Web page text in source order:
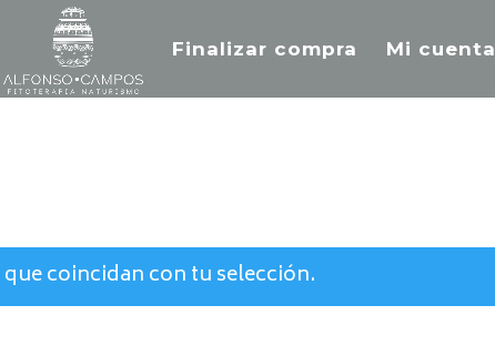
Finalizar compra Mi cuenta
coincidan con tu selección.